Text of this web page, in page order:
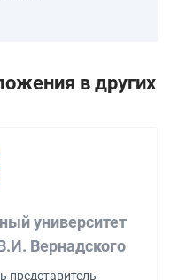
в других
университет
Вернадского
представитель